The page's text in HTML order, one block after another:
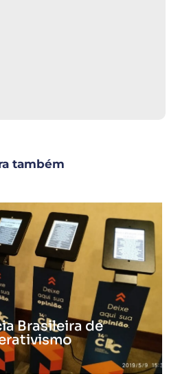
também
Brasileira de